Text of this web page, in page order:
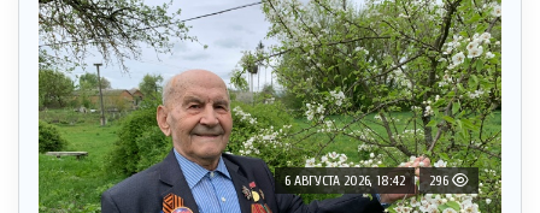
6 АВГУСТА 2026, 18:42 296